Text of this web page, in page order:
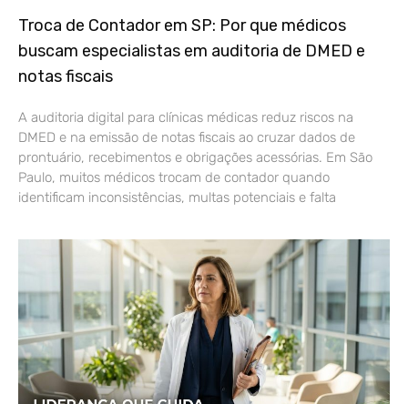
Troca de Contador em SP: Por que médicos
buscam especialistas em auditoria de DMED e
notas fiscais
A auditoria digital para clínicas médicas reduz riscos na
DMED e na emissão de notas fiscais ao cruzar dados de
prontuário, recebimentos e obrigações acessórias. Em São
Paulo, muitos médicos trocam de contador quando
identificam inconsistências, multas potenciais e falta